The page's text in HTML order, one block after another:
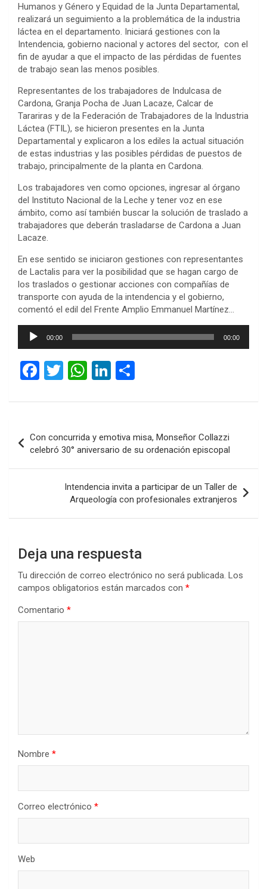
Humanos y Género y Equidad de la Junta Departamental,
realizará un seguimiento a la problemática de la industria
láctea en el departamento. Iniciará gestiones con la
Intendencia, gobierno nacional y actores del sector, con el
fin de ayudar a que el impacto de las pérdidas de fuentes
de trabajo sean las menos posibles.
Representantes de los trabajadores de Indulcasa de
Cardona, Granja Pocha de Juan Lacaze, Calcar de
Tarariras y de la Federación de Trabajadores de la Industria
Láctea (FTIL), se hicieron presentes en la Junta
Departamental y explicaron a los ediles la actual situación
de estas industrias y las posibles pérdidas de puestos de
trabajo, principalmente de la planta en Cardona.
Los trabajadores ven como opciones, ingresar al órgano
del Instituto Nacional de la Leche y tener voz en ese
ámbito, como así también buscar la solución de traslado a
trabajadores que deberán trasladarse de Cardona a Juan
Lacaze.
En ese sentido se iniciaron gestiones con representantes
de Lactalis para ver la posibilidad que se hagan cargo de
los traslados o gestionar acciones con compañías de
transporte con ayuda de la intendencia y el gobierno,
comentó el edil del Frente Amplio Emmanuel Martínez…
Reproductor
00:00 00:00
F
ce
o
o
T
tt
W
at
A
p
p
Li
ke
n
m
ar
tir
de
entradas
Con concurrida y emotiva misa, Monseñor Collazzi
celebró 30° aniversario de su ordenación episcopal
Intendencia invita a participar de un Taller de
Arqueología con profesionales extranjeros
Deja una respuesta
Tu dirección de correo electrónico no será publicada. Los
campos obligatorios están marcados con *
Comentario *
Nombre *
Correo electrónico *
Web